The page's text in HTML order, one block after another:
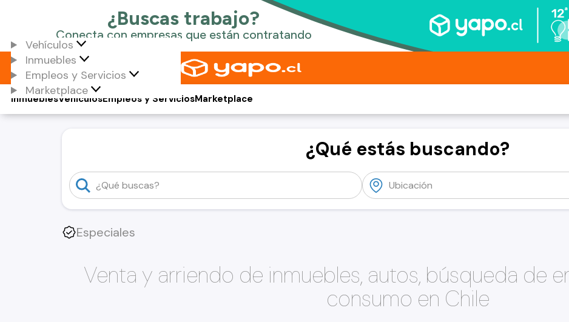
Vehículos
Inmuebles
Empleos y Servicios
Marketplace
Vehículos
Inmuebles Empleos y ServiciosMarketplace
¿Qué estás buscando?
Especiales
Venta y arriendo de inmuebles, autos, búsqueda de
consumo en Chile